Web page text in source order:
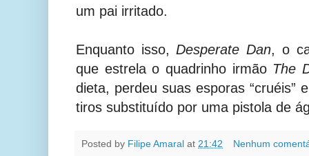
um pai irritado.
Enquanto isso,Desperate Dan, o
que estrela o quadrinho irmão The
dieta, perdeu suas esporas “cruéis”
tiros substituído por uma pistola de
Posted by Filipe Amaral at 21:42
Nenhum